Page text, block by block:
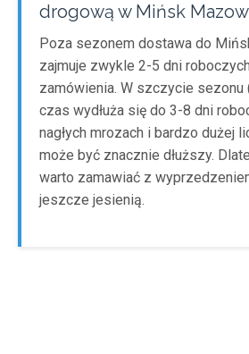
drogową w Mińsk
Poza sezonem dostawa do
zajmuje zwykle 2-5 dni
zamówienia. W szczycie sezonu
czas wydłuża się do 3-8 dni
nagłych mrozach i bardzo dużej
może być znacznie dłuższy.
warto zamawiać z
jeszcze jesienią.